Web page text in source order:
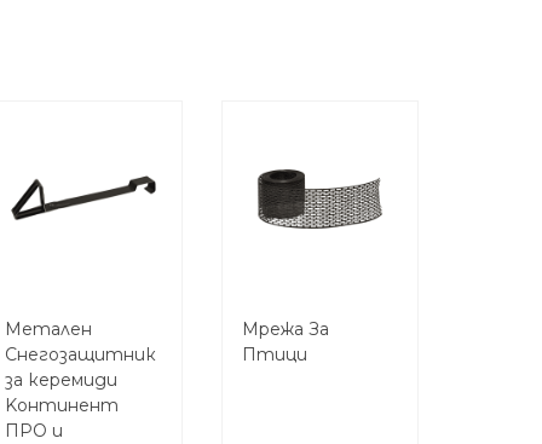
Метален
Снегозащитник
за керемиди
Koнтинент
ПРО и
Мрежа За
Птици